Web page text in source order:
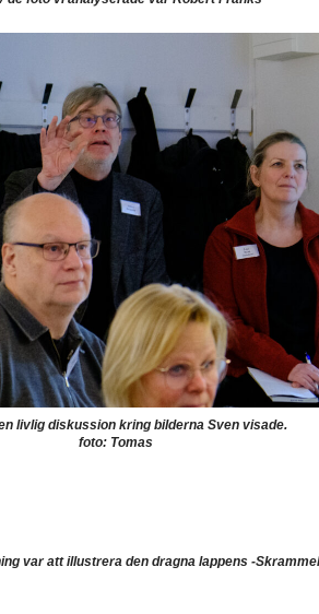
livlig diskussion kring bilderna Sven visade.
foto: Tomas
var att illustrera den dragna lappens -